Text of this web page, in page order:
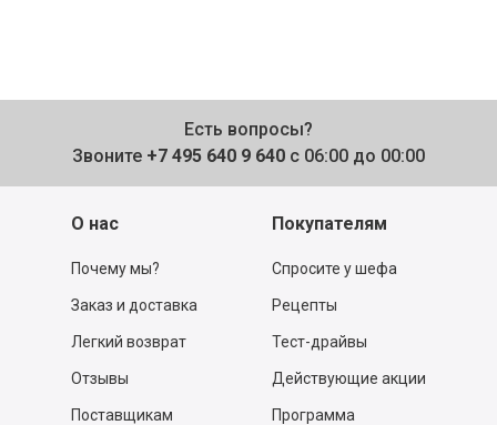
Есть вопросы?
Звоните +7 495 640 9 640 с 06:00 до 00:00
О нас
Почему мы?
Заказ и доставка
Легкий возврат
Отзывы
Поставщикам
Покупателям
Спросите у шефа
Рецепты
Тест-драйвы
Действующие акции
Программа